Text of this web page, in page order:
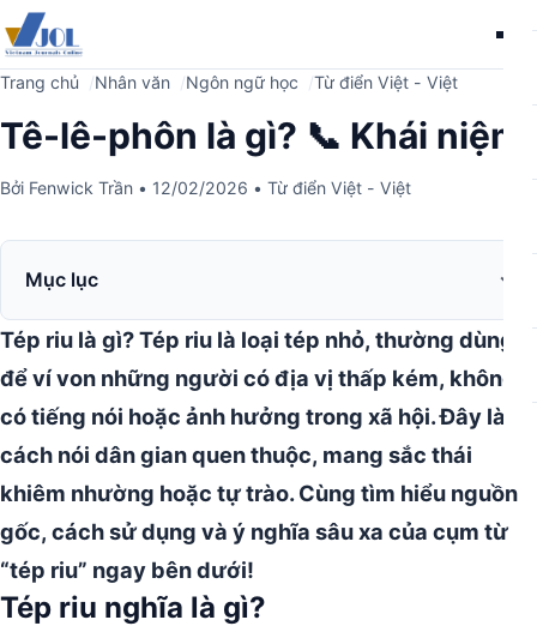
Trang chủ Nhân văn Ngôn ngữ học Từ điển Việt - Việt
Tê-lê-phôn là gì? 📞 Khái niệm
Bởi Fenwick Trần • 12/02/2026 • Từ điển Việt - Việt
Mục lục
Tép riu là gì?Tép riu là loại tép nhỏ, thường dùng
để ví von những người có địa vị thấp kém, không
có tiếng nói hoặc ảnh hưởng trong xã hội.Đây là
cách nói dân gian quen thuộc, mang sắc thái
khiêm nhường hoặc tự trào. Cùng tìm hiểu nguồn
gốc, cách sử dụng và ý nghĩa sâu xa của cụm từ
“tép riu” ngay bên dưới!
Tép riu nghĩa là gì?